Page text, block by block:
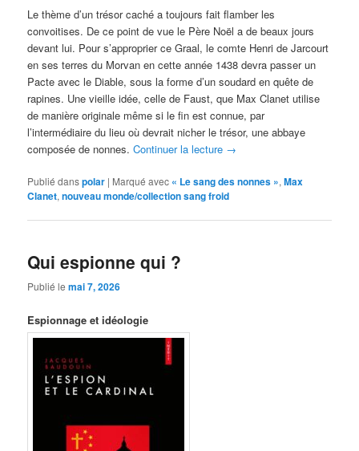
Le thème d’un trésor caché a toujours fait flamber les
convoitises. De ce point de vue le Père Noël a de beaux jours
devant lui. Pour s’approprier ce Graal, le comte Henri de Jarcourt
en ses terres du Morvan en cette année 1438 devra passer un
Pacte avec le Diable, sous la forme d’un soudard en quête de
rapines. Une vieille idée, celle de Faust, que Max Clanet utilise
de manière originale même si le fin est connue, par
l’intermédiaire du lieu où devrait nicher le trésor, une abbaye
composée de nonnes.Continuer la lecture →
Publié danspolar | Marqué avec « Le sang des nonnes »,Max
Clanet,nouveau monde/collection sang froid
Qui espionne qui ?
Publié lemai 7, 2026
Espionnage et idéologie